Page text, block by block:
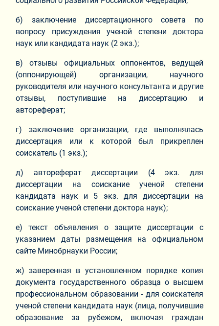
б) заключение диссертационного совета по
вопросу присуждения ученой степени доктора
наук или кандидата наук (2 экз.);
в) отзывы официальных оппонентов, ведущей
(оппонирующей) организации, научного
руководителя или научного консультанта и другие
отзывы, поступившие на диссертацию и
автореферат;
г) заключение организации, где выполнялась
диссертация или к которой был прикреплен
соискатель (1 экз.);
д) автореферат диссертации (4 экз. для
диссертации на соискание ученой степени
кандидата наук и 5 экз. для диссертации на
соискание ученой степени доктора наук);
е) текст объявления о защите диссертации с
указанием даты размещения на официальном
сайте Минобрнауки России;
ж) заверенная в установленном порядке копия
документа государственного образца о высшем
профессиональном образовании - для соискателя
ученой степени кандидата наук (лица, получившие
образование за рубежом, включая граждан